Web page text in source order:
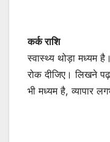
कर्क राशि
स्वास्थ्य थोड़ा मध्यम
रोक दीजिए। लिखने
भी मध्यम है, व्यापार